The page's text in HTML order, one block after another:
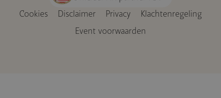
Cookies Disclaimer Privacy
Klachtenregeling
Event voorwaarden